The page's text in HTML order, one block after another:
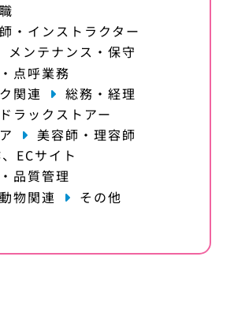
・インストラクター
メンテナンス・保守
点呼業務
関連
総務・経理
ラックストアー
美容師・理容師
ECサイト
品質管理
物関連
その他